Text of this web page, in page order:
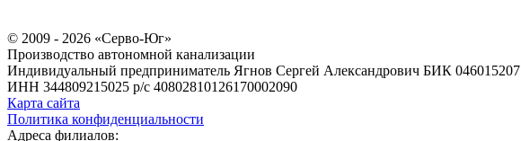
© 2009 - 2026 «Серво-Юг»
Производство автономной канализации
Индивидуальный предприниматель Ягнов Сергей Александрович БИК 046015207
ИНН 344809215025 р/с 40802810126170002090
Карта сайта
Политика конфиденциальности
Адреса филиалов: